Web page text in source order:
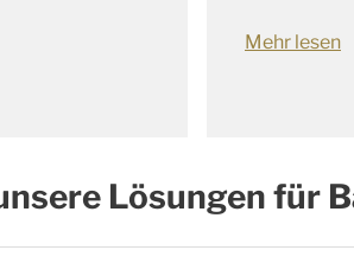
Mehr lesen
Lösungen für